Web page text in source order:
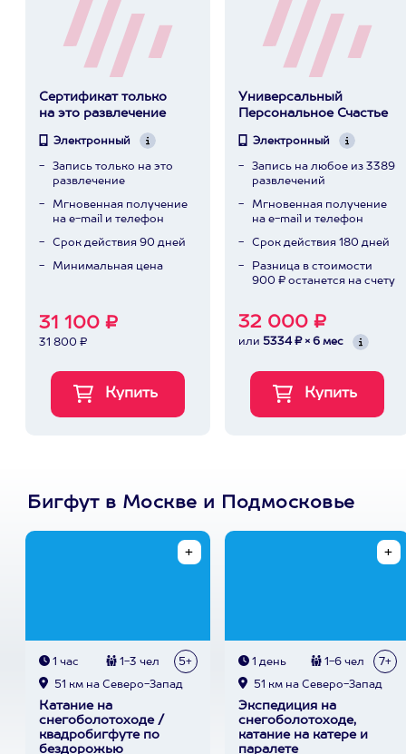
Сертификат только
на это развлечение
Электронный
Запись только на это
развлечение
Мгновенная получение
на e-mail и телефон
Срок действия 90 дней
Минимальная цена
31 100 ₽
31 800 ₽
Универсальный
Персональное Счастье
Электронный
Запись на любое из 3389
развлечений
Мгновенная получение
на e-mail и телефон
Срок действия 180 дней
Разница в стоимости
900 ₽ останется на счету
32 000 ₽
или 5334 ₽ × 6 мес
Бигфут в Москве и Подмосковье
1 час 1-3 чел 5+
51 км на Северо-Запад
Катание на
снегоболотоходе /
квадробигфуте по
бездорожью
1 день 1-6 чел 7+
51 км на Северо-Запад
Экспедиция на
снегоболотоходе,
катание на катере и
паралете